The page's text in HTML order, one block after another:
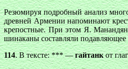
Резюмируя подробный анализ
древней Армении напоминают
крепостные. При этом Я. Манандян
шинаканы составляли подавляющее
114. В тексте: *** —гайтанкот